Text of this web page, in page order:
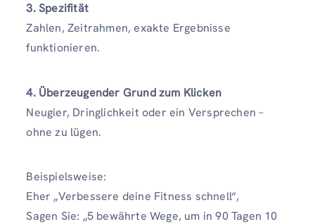
3. Spezifität
Zahlen, Zeitrahmen, exakte Ergebnisse
funktionieren.
4. Überzeugender Grund zum Klicken
Neugier, Dringlichkeit oder ein Versprechen –
ohne zu lügen.
Beispielsweise:
Eher „Verbessere deine Fitness schnell“,
Sagen Sie: „5 bewährte Wege, um in 90 Tagen 10